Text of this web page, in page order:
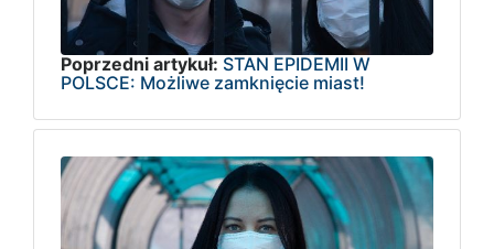
Poprzedni artykuł: STAN EPIDEMII W
POLSCE: Możliwe zamknięcie miast!